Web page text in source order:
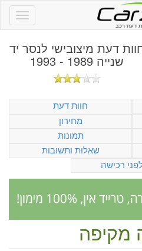
דעת רכב
דעת מיצובישי לנסר יד
שנייה 1989 - 1993
חוות דעת
מחירון
תמונות
שאלות ותשובות
רכישה
מקיפה